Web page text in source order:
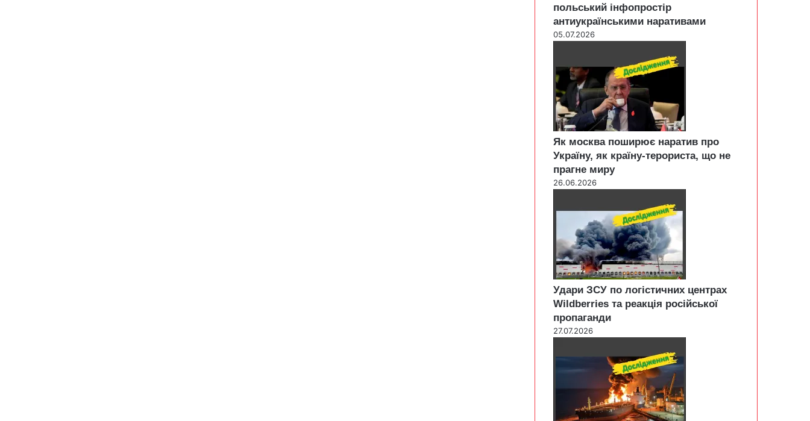
польський інфопростір
антиукраїнськими наративами
05.07.2026
Як москва поширює наратив про
Україну, як країну-терориста, що не
прагне миру
26.06.2026
Удари ЗСУ по логістичних центрах
Wildberries та реакція російської
пропаганди
27.07.2026